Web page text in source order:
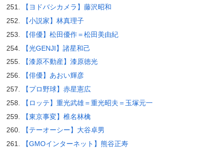
【ヨドバシカメラ】藤沢昭和
【小説家】林真理子
【俳優】松田優作＝松田美由紀
【光GENJI】諸星和己
【漆原不動産】漆原徳光
【俳優】あおい輝彦
【プロ野球】赤星憲広
【ロッテ】重光武雄＝重光昭夫＝玉塚元一
【東京事変】椎名林檎
【テーオーシー】大谷卓男
【GMOインターネット】熊谷正寿